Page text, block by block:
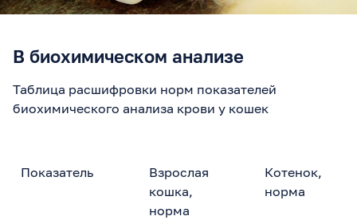
В биохимическом анализе
Таблица расшифровки норм показателей
биохимического анализа крови у кошек
Показатель
Взрослая
кошка,
норма
Котенок,
норма